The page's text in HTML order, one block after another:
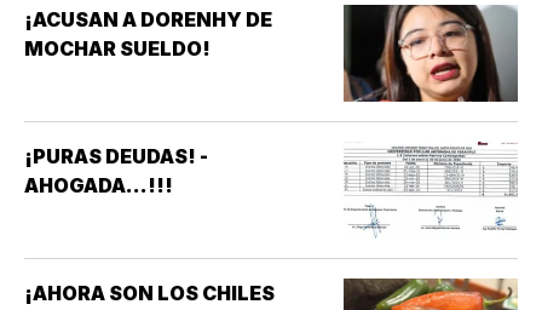
AFECTAN ELEVADORES,
TRATAMIENTOS MÉDICOS Y
¡ACUSAN A DORENHY DE
MOCHAR SUELDO!
¡PURAS DEUDAS! -
AHOGADA...!!!
¡AHORA SON LOS CHILES